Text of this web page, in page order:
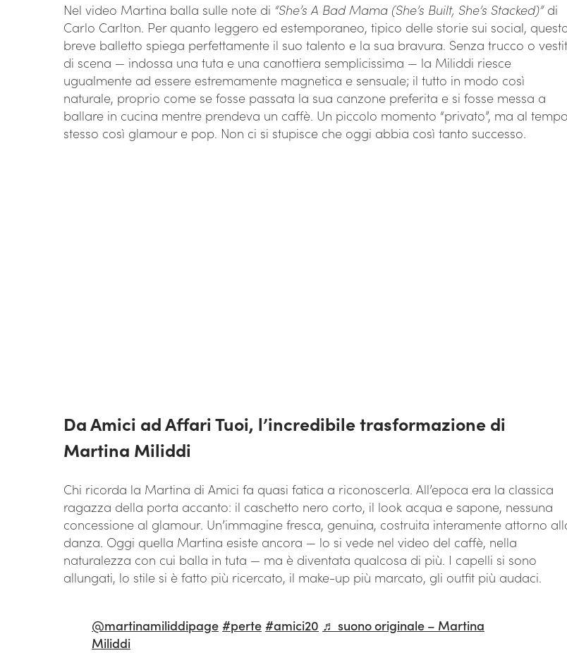
Nel video Martina balla sulle note di “She’s A Bad Mama (She’s Built, She’s Stacked)”di
Carlo Carlton. Per quanto leggero ed estemporaneo, tipico delle storie sui social,
breve balletto spiega perfettamente il suo talento e la sua bravura. Senza trucco o
di scena — indossa una tuta e una canottiera semplicissima — la Miliddi riesce
ugualmente ad essere estremamente magnetica e sensuale; il tutto in modo così
naturale, proprio come se fosse passata la sua canzone preferita e si fosse messa a
ballare in cucina mentre prendeva un caffè. Un piccolo momento “privato”, ma al tempo
stesso così glamour e pop. Non ci si stupisce che oggi abbia così tanto successo.
Da Amici ad Affari Tuoi, l’incredibile trasformazione di
Martina Miliddi
Chi ricorda la Martina di Amici fa quasi fatica a riconoscerla. All’epoca era la classica
ragazza della porta accanto: il caschetto nero corto, il look acqua e sapone, nessuna
concessione al glamour. Un’immagine fresca, genuina, costruita interamente attorno
danza. Oggi quella Martina esiste ancora — lo si vede nel video del caffè, nella
naturalezza con cui balla in tuta — ma è diventata qualcosa di più. I capelli si sono
allungati, lo stile si è fatto più ricercato, il make-up più marcato, gli outfit più audaci.
@martinamiliddipage #perte #amici20 ♬ suono originale – Martina
Miliddi